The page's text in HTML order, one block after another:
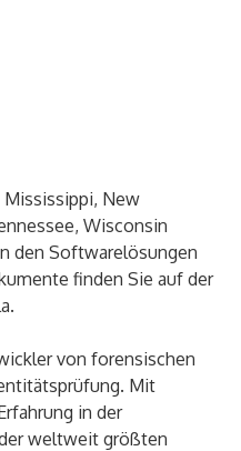
Mississippi, New
Wisconsin
den Softwarelösungen
finden Sie auf der
.
von forensischen
Mit
in der
weltweit größten